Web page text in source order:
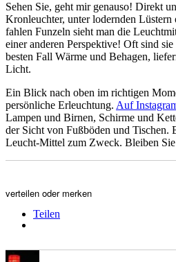
Sehen Sie, geht mir genauso! Direkt
Kronleuchter, unter lodernden Lüstern
fahlen Funzeln sieht man die
einer anderen Perspektive! Oft sind
besten Fall Wärme und Behagen,
Licht.
Ein Blick nach oben im richtigen
persönliche Erleuchtung. Auf
Lampen und Birnen, Schirme und
der Sicht von Fußböden und Tischen.
Leucht-Mittel zum Zweck. Bleiben Sie
verteilen oder merken
Teilen